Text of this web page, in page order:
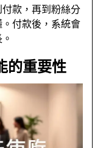
款，再到粉絲分
付款後，系統會
的重要性